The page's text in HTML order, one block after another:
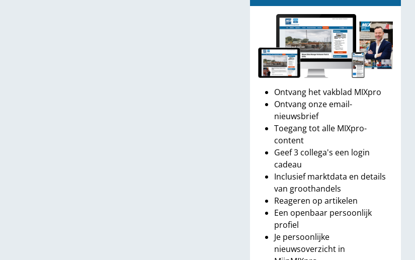
Ontvang het vakblad MIXpro
Ontvang onze email-
nieuwsbrief
Toegang tot alle MIXpro-
content
Geef 3 collega's een login
cadeau
Inclusief marktdata en details
van groothandels
Reageren op artikelen
Een openbaar persoonlijk
profiel
Je persoonlijke
nieuwsoverzicht in